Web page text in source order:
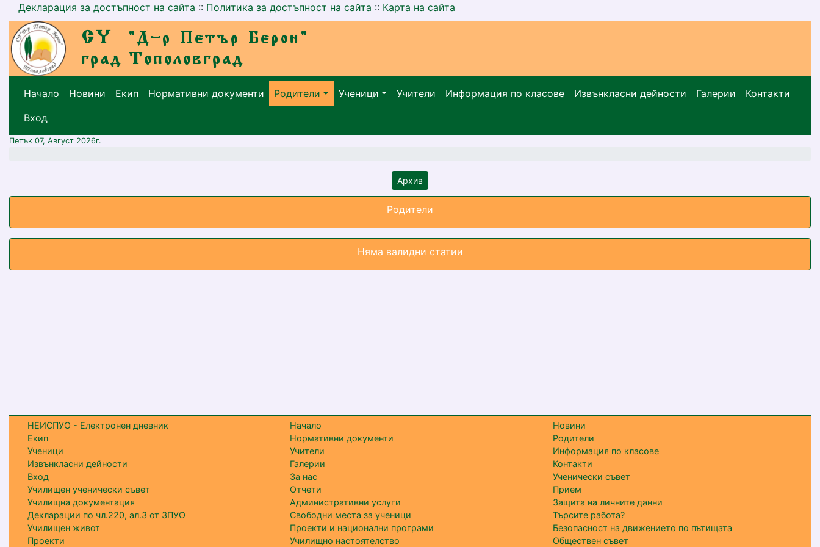
Декларация за достъпност на сайта :: Политика за достъпност на сайта :: Карта на сайта
меню горно
Начало Новини Екип Нормативни документи Родители Ученици Учители Информация по класове Извънкласни дейности Галерии
Контакти
Вход
Петък 07, Август 2026г.
Архив
Родители
Няма валидни статии
НЕИСПУО - Електронен дневник Начало
Новини
Екип
Нормативни документи
Родители
Ученици
Учители
Информация по класове
Извънкласни дейности
Галерии
Контакти
Вход
За нас
Ученически съвет
Училищен ученически съвет
Отчети
Прием
Училищна документация
Административни услуги
Защита на личните данни
Декларации по чл.220, ал.3 от ЗПУО
Свободни места за ученици
Търсите работа?
Училищен живот
Проекти и национални програми
Безопасност на движението по пътищата
Проекти
Училищно настоятелство Обществен съвет